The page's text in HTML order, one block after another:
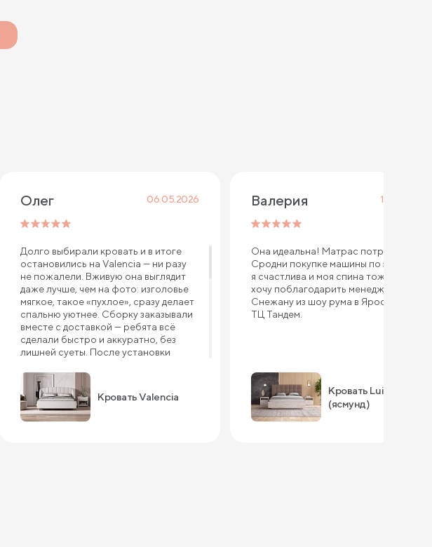
Олег 06.05.2026
Долго выбирали кровать и в итоге
остановились на Valencia — ни разу
не пожалели. Вживую она выглядит
даже лучше, чем на фото: изголовье
мягкое, такое «пухлое», сразу делает
спальню уютнее. Сборку заказывали
вместе с доставкой — ребята всё
сделали быстро и аккуратно, без
лишней суеты. После установки
шатается и не скрипит. Ткань
приятная на ощупь, выглядит
качественно, не создаёт ощущения
«дешёвки». Очень порадовал
Кровать Valencia
Валерия 16.03.2026
Она идеальна! Матрас потрясающий!
Сродни покупке машины по эмоциям)
я счастлива и моя спина тоже! Очень
хочу поблагодарить менеджера
Снежану из шоу рума в Ярославле,
ТЦ Тандем.
Кровать Luiza
(ясмунд)